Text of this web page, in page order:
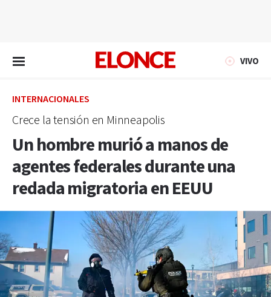
VIVO
INTERNACIONALES
Crece la tensión en Minneapolis
Un hombre murió a manos de
agentes federales durante una
redada migratoria en EEUU